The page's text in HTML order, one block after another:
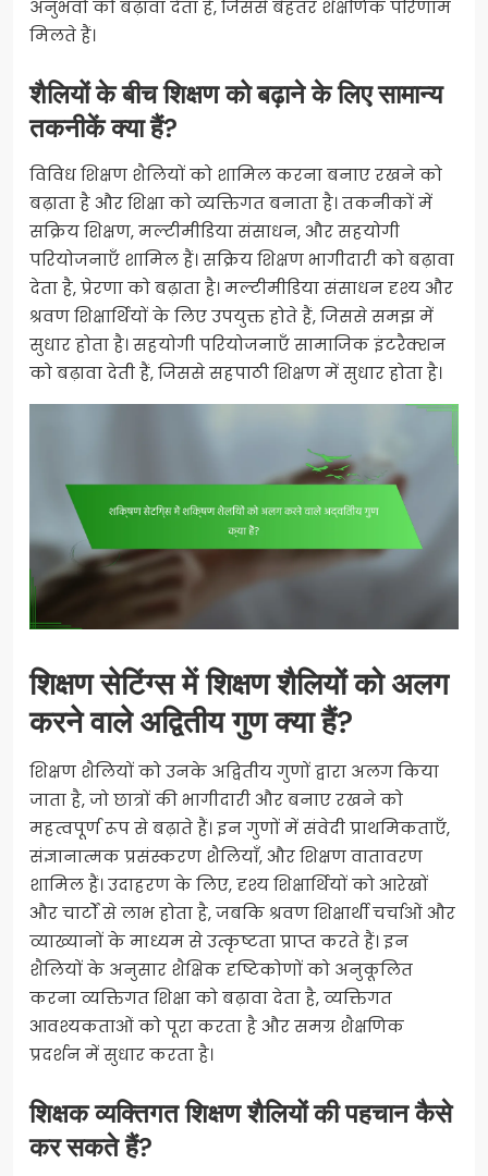
अनुभवों को बढ़ावा देता है, जिससे बेहतर शैक्षणिक परिणाम
मिलते हैं।
शैलियों के बीच शिक्षण को बढ़ाने के लिए सामान्य
तकनीकें क्या हैं?
विविध शिक्षण शैलियों को शामिल करना बनाए रखने को
बढ़ाता है और शिक्षा को व्यक्तिगत बनाता है। तकनीकों में
सक्रिय शिक्षण, मल्टीमीडिया संसाधन, और सहयोगी
परियोजनाएँ शामिल हैं। सक्रिय शिक्षण भागीदारी को बढ़ावा
देता है, प्रेरणा को बढ़ाता है। मल्टीमीडिया संसाधन दृश्य और
श्रवण शिक्षार्थियों के लिए उपयुक्त होते हैं, जिससे समझ में
सुधार होता है। सहयोगी परियोजनाएँ सामाजिक इंटरैक्शन
को बढ़ावा देती हैं, जिससे सहपाठी शिक्षण में सुधार होता है।
शिक्षण सेटिंग्स में शिक्षण शैलियों को अलग
करने वाले अद्वितीय गुण क्या हैं?
शिक्षण शैलियों को उनके अद्वितीय गुणों द्वारा अलग किया
जाता है, जो छात्रों की भागीदारी और बनाए रखने को
महत्वपूर्ण रूप से बढ़ाते हैं। इन गुणों में संवेदी प्राथमिकताएँ,
संज्ञानात्मक प्रसंस्करण शैलियाँ, और शिक्षण वातावरण
शामिल हैं। उदाहरण के लिए, दृश्य शिक्षार्थियों को आरेखों
और चार्टों से लाभ होता है, जबकि श्रवण शिक्षार्थी चर्चाओं और
व्याख्यानों के माध्यम से उत्कृष्टता प्राप्त करते हैं। इन
शैलियों के अनुसार शैक्षिक दृष्टिकोणों को अनुकूलित
करना व्यक्तिगत शिक्षा को बढ़ावा देता है, व्यक्तिगत
आवश्यकताओं को पूरा करता है और समग्र शैक्षणिक
प्रदर्शन में सुधार करता है।
शिक्षक व्यक्तिगत शिक्षण शैलियों की पहचान कैसे
कर सकते हैं?